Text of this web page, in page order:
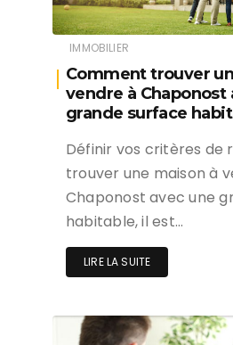
IMMOBILIER
Comment trouver
vendre à Chaponost
grande surface
Définir vos critères de
trouver une maison à
Chaponost avec une
habitable, il est…
LIRE LA SUITE